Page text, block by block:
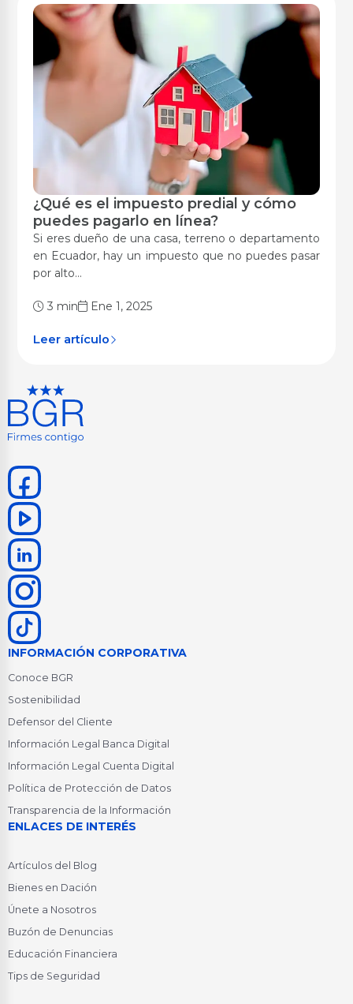
Digitalización
¿Qué es el impuesto predial y cómo
puedes pagarlo en línea?
Si eres dueño de una casa, terreno o departamento
en Ecuador, hay un impuesto que no puedes pasar
por alto...
3 min Ene 1, 2025
Leer artículo
INFORMACIÓN CORPORATIVA
Conoce BGR
Sostenibilidad
Defensor del Cliente
Información Legal Banca Digital
Información Legal Cuenta Digital
Política de Protección de Datos
Transparencia de la Información
ENLACES DE INTERÉS
Artículos del Blog
Bienes en Dación
Únete a Nosotros
Buzón de Denuncias
Educación Financiera
Tips de Seguridad